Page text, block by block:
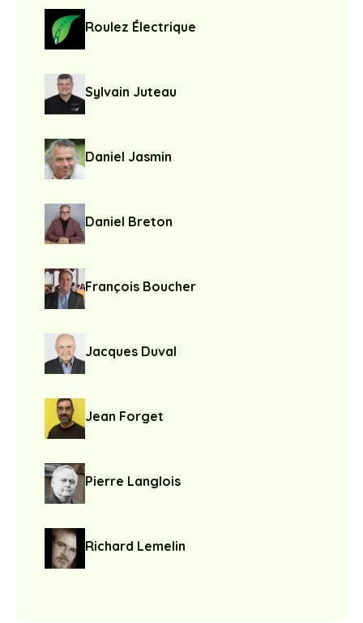
Roulez Électrique
Sylvain Juteau
Daniel Jasmin
Daniel Breton
François Boucher
Jacques Duval
Jean Forget
Pierre Langlois
Richard Lemelin